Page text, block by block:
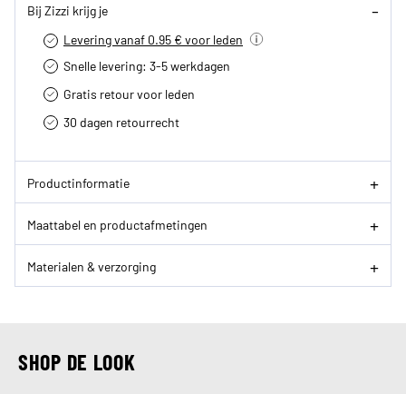
Bij Zizzi krijg je
Levering vanaf 0.95 € voor leden
Snelle levering: 3-5 werkdagen
Gratis retour voor leden
30 dagen retourrecht­
Productinformatie
Maattabel en productafmetingen
Materialen & verzorging
SHOP DE LOOK